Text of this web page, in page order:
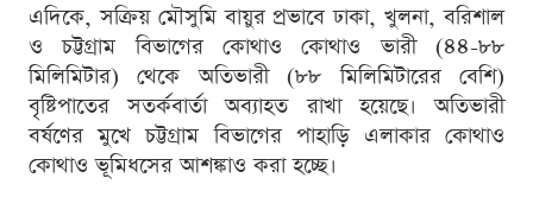
এদিকে, সক্রিয় মৌসুমি বায়ুর প্রভাবে ঢাকা, খুলনা, বরিশাল
ও চট্টগ্রাম বিভাগের কোথাও কোথাও ভারী (৪৪-৮৮
মিলিমিটার) থেকে অতিভারী (৮৮ মিলিমিটারের বেশি)
বৃষ্টিপাতের সতর্কবার্তা অব্যাহত রাখা হয়েছে। অতিভারী
বর্ষণের মুখে চট্টগ্রাম বিভাগের পাহাড়ি এলাকার কোথাও
কোথাও ভূমিধসের আশঙ্কাও করা হচ্ছে।